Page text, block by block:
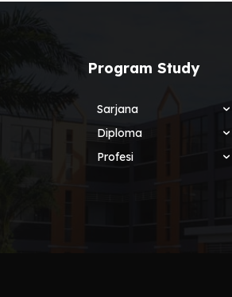
Program Study
Sarjana
Diploma
Profesi